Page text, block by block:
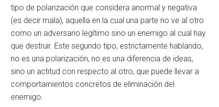
tipo de polarización que considera anormal y negativa
(es decir mala), aquella en la cual una parte no ve al otro
como un adversario legítimo sino un enemigo al cual hay
que destruir. Este segundo tipo, estrictamente hablando,
no es una polarización, no es una diferencia de ideas,
sino un actitud con respecto al otro, que puede llevar a
comportamientos concretos de eliminación del
enemigo.